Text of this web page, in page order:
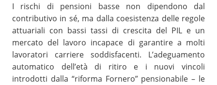
I rischi di pensioni basse non dipendono dal
contributivo in sé, ma dalla coesistenza delle regole
attuariali con bassi tassi di crescita del PIL e un
mercato del lavoro incapace di garantire a molti
lavoratori carriere soddisfacenti. L’adeguamento
automatico dell’età di ritiro e i nuovi vincoli
introdotti dalla “riforma Fornero” pensionabile – le